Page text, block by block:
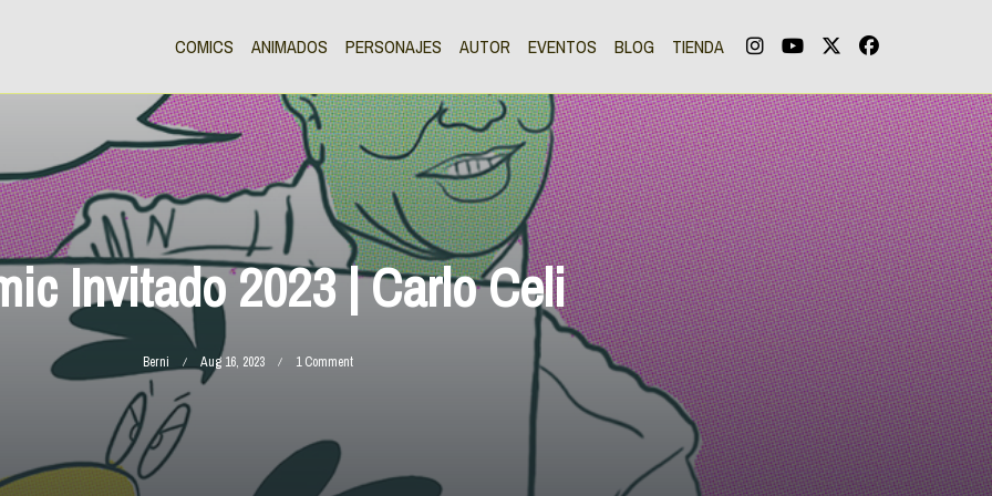
COMICS ANIMADOS PERSONAJES AUTOR EVENTOS BLOG TIENDA
Invitado 2023 | Carlo Celi
Berni Aug 16, 2023 1 CommentOn
Celi